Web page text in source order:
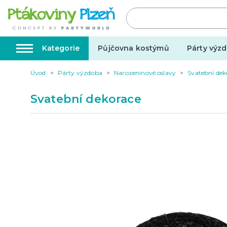
Kategorie Půjčovna kostýmů Párty
Úvod Párty výzdoba Narozeninové oslavy Svatební
Svatební dekorace